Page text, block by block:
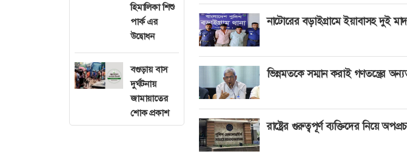
হিমালিকা শিশু
পার্ক এর
উদ্বোধন
বগুড়ায় বাস
দুর্ঘটনায়
জামায়াতের
শোক প্রকাশ
নাটোরের বড়াইগ্রামে ইয়াবাসহ দুই
ভিন্নমতকে সম্মান করাই গণতন্ত্রের
রাষ্ট্রের গুরুত্বপূর্ণ ব্যক্তিদের নিয়ে